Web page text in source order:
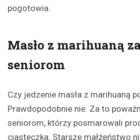
pogotowia.
Masło z marihuaną
seniorom
Czy jedzenie masła z marihuaną
Prawdopodobnie nie. Za to
seniorom, którzy posmarowali
ciasteczka. Starsze małżeństwo